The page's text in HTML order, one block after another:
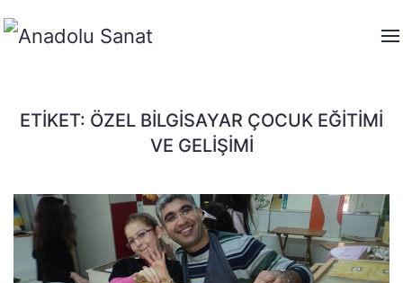
ETIKET: ÖZEL BILGISAYAR ÇOCUK EĞITIMI
VE GELIŞIMI